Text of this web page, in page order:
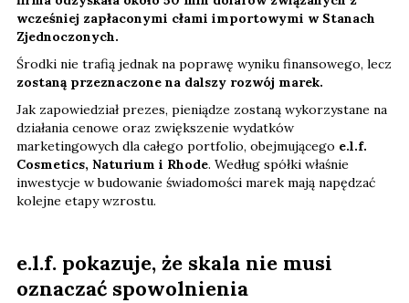
wcześniej zapłaconymi cłami importowymi w Stanach
Zjednoczonych.
Środki nie trafią jednak na poprawę wyniku finansowego, lecz
zostaną przeznaczone na dalszy rozwój marek.
Jak zapowiedział prezes, pieniądze zostaną wykorzystane na
działania cenowe oraz zwiększenie wydatków
marketingowych dla całego portfolio, obejmującego e.l.f.
Cosmetics, Naturium i Rhode. Według spółki właśnie
inwestycje w budowanie świadomości marek mają napędzać
kolejne etapy wzrostu.
e.l.f. pokazuje, że skala nie musi
oznaczać spowolnienia